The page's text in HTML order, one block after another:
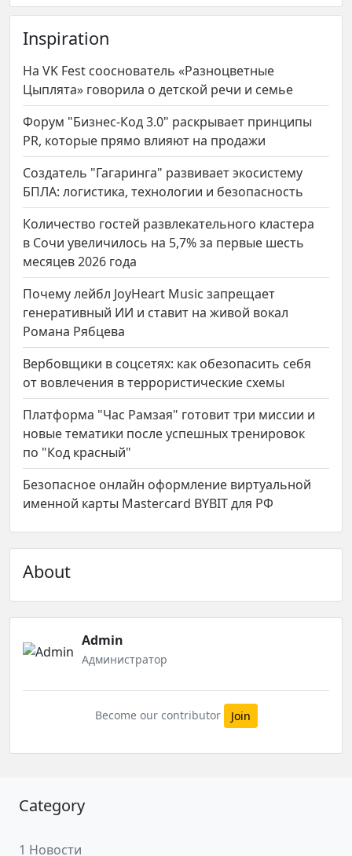
Inspiration
На VK Fest сооснователь «Разноцветные
Цыплята» говорила о детской речи и семье
Форум "Бизнес-Код 3.0" раскрывает принципы
PR, которые прямо влияют на продажи
Создатель "Гагаринга" развивает экосистему
БПЛА: логистика, технологии и безопасность
Количество гостей развлекательного кластера
в Сочи увеличилось на 5,7% за первые шесть
месяцев 2026 года
Почему лейбл JoyHeart Music запрещает
генеративный ИИ и ставит на живой вокал
Романа Рябцева
Вербовщики в соцсетях: как обезопасить себя
от вовлечения в террористические схемы
Платформа "Час Рамзая" готовит три миссии и
новые тематики после успешных тренировок
по "Код красный"
Безопасное онлайн оформление виртуальной
именной карты Mastercard BYBIT для РФ
About
Admin
Администратор
Become our contributor Join
Category
1 Новости